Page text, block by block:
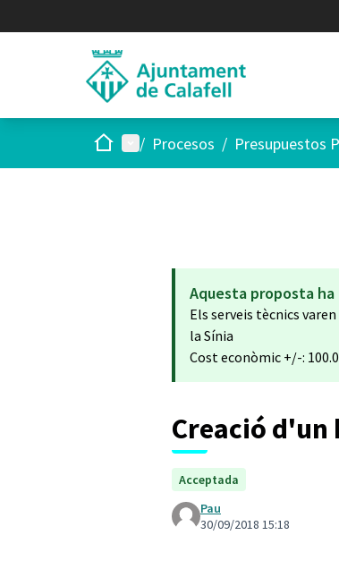
InicioMenú principal
/ Procesos / Presupuestos
Aquesta proposta
Els serveis tècnics
la Sínia
Cost econòmic +/-:
Creació
Acceptada
Pau
30/09/2018 15:18